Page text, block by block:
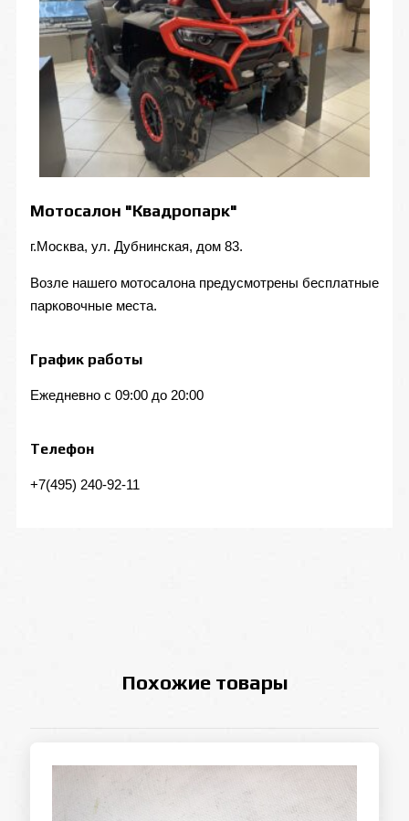
Мотосалон "Квадропарк"
г.Москва, ул. Дубнинская, дом 83.
Возле нашего мотосалона предусмотрены бесплатные
парковочные места.
График работы
Ежедневно с 09:00 до 20:00
Телефон
+7(495) 240-92-11
Похожие товары